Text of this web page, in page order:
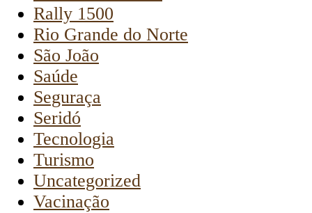
Rally 1500
Rio Grande do Norte
São João
Saúde
Seguraça
Seridó
Tecnologia
Turismo
Uncategorized
Vacinação